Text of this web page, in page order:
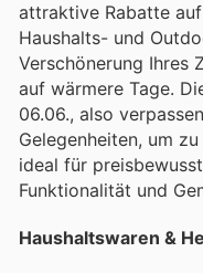
attraktive Rabatte
Haushalts- und
Verschönerung Ihres
auf wärmere Tage.
06.06., also
Gelegenheiten, um
ideal für
Funktionalität und
Haushaltswaren &